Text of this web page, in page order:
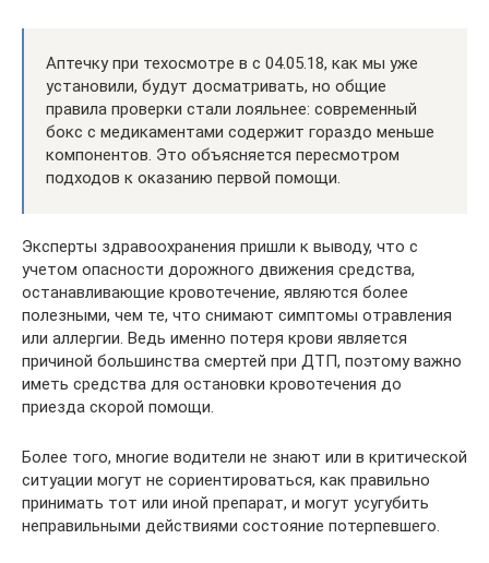
Аптечку при техосмотре в с 04.05.18, как мы уже
установили, будут досматривать, но общие
правила проверки стали лояльнее: современный
бокс с медикаментами содержит гораздо меньше
компонентов. Это объясняется пересмотром
подходов к оказанию первой помощи.
Эксперты здравоохранения пришли к выводу, что с
учетом опасности дорожного движения средства,
останавливающие кровотечение, являются более
полезными, чем те, что снимают симптомы отравления
или аллергии. Ведь именно потеря крови является
причиной большинства смертей при ДТП, поэтому важно
иметь средства для остановки кровотечения до
приезда скорой помощи.
Более того, многие водители не знают или в критической
ситуации могут не сориентироваться, как правильно
принимать тот или иной препарат, и могут усугубить
неправильными действиями состояние потерпевшего.